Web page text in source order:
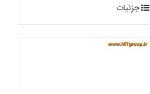
جزئیات